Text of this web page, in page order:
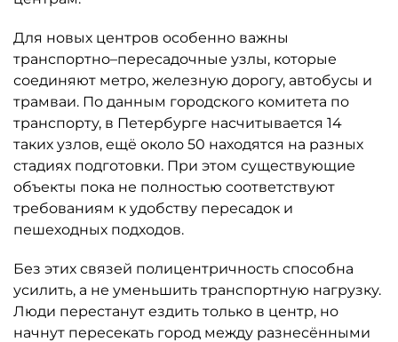
Для новых центров особенно важны
транспортно–пересадочные узлы, которые
соединяют метро, железную дорогу, автобусы и
трамваи. По данным городского комитета по
транспорту, в Петербурге насчитывается 14
таких узлов, ещё около 50 находятся на разных
стадиях подготовки. При этом существующие
объекты пока не полностью соответствуют
требованиям к удобству пересадок и
пешеходных подходов.
Без этих связей полицентричность способна
усилить, а не уменьшить транспортную нагрузку.
Люди перестанут ездить только в центр, но
начнут пересекать город между разнесёнными